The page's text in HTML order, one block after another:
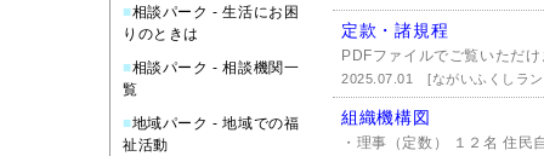
■相談パーク - 生活にお困
りのときは
■相談パーク - 相談機関一
覧
■地域パーク - 地域での福
祉活動
定款・諸規程
PDFファイルでご覧いただ
2025.07.01[ながいふくしラ
組織機構図
・理事（定数） １２名 住民